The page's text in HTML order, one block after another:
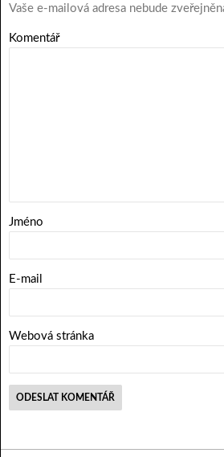
Vaše e-mailová adresa nebude
Komentář
Jméno
E-mail
Webová stránka